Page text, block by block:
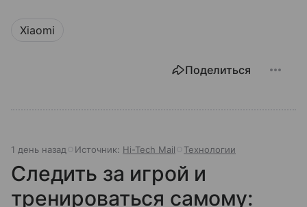
Xiaomi
Поделиться
1 день назад Источник: Hi-Tech Mail Технологии
Следить за игрой и
тренироваться самому: